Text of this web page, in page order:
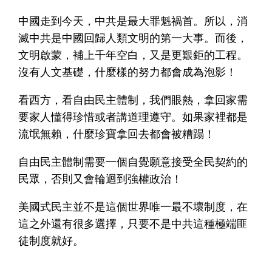
中國走到今天，中共是最大罪魁禍首。所以，消
滅中共是中國回歸人類文明的第一大事。而後，
文明啟蒙，補上千年空白，又是更艱鉅的工程。
沒有人文基礎，什麼樣的努力都會成為泡影！
看西方，看自由民主體制，我們眼熱，拿回家需
要家人懂得珍惜或者講道理遵守。如果家裡都是
流氓無賴，什麼珍寶拿回去都會被糟蹋！
自由民主體制需要一個自覺願意接受全民契約的
民眾，否則又會輪迴到強權政治！
美國式民主並不是這個世界唯一最不壞制度，在
這之外還有很多選擇，只要不是中共這種極端匪
徒制度就好。